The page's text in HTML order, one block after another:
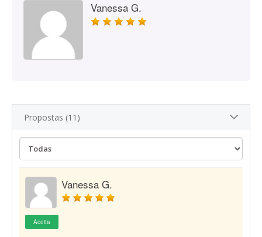
Vanessa G.
Propostas (11)
Vanessa G.
Aceita